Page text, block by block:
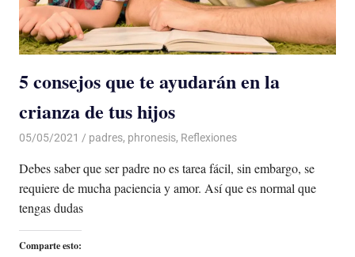
5 consejos que te ayudarán en la
crianza de tus hijos
05/05/2021 De todo un Poco
padres, phronesis, Reflexiones
Debes saber que ser padre no es tarea fácil, sin embargo, se
requiere de mucha paciencia y amor. Así que es normal que
tengas dudas
Comparte esto: